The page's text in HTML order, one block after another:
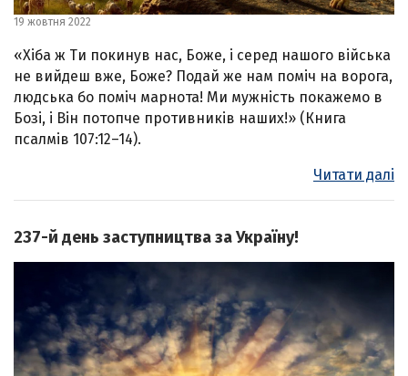
19 жовтня 2022
«Хіба ж Ти покинув нас, Боже, і серед нашого війська
не вийдеш вже, Боже? Подай же нам поміч на ворога,
людська бо поміч марнота! Ми мужність покажемо в
Бозі, і Він потопче противників наших!» (Книга
псалмів 107:12–14).
Читати далі
237-й день заступництва за Україну!